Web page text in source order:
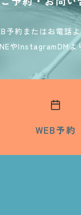
予約またはお電話
やInstagramDMよ
WEB予約